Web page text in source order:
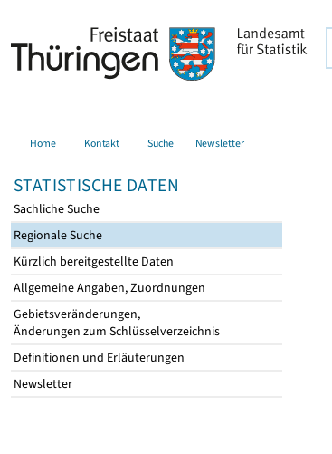
Home Kontakt Suche Newsletter
STATISTISCHE DATEN
Sachliche Suche
Regionale Suche
Kürzlich bereitgestellte Daten
Allgemeine Angaben, Zuordnungen
Gebietsveränderungen,
Änderungen zum Schlüsselverzeichnis
Definitionen und Erläuterungen
Newsletter